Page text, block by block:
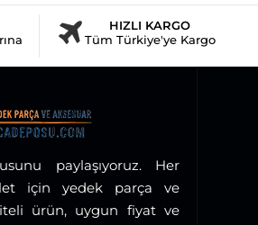
HIZLI KARGO
Tüm Türkiye'ye Kargo
paylaşıyoruz. Her
için yedek parça ve
ürün, uygun fiyat ve